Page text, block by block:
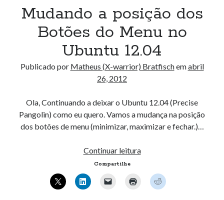
Ubuntu
12.04
Mudando a posição dos
Botões do Menu no
Ubuntu 12.04
Publicado por Matheus (X-warrior) Bratfischemabril
26, 2012
Ola, Continuando a deixar o Ubuntu 12.04 (Precise
Pangolin) como eu quero. Vamos a mudança na posição
dos botões de menu (minimizar, maximizar e fechar.)…
Continuar leituraMudando
posição
dos
Compartilhe